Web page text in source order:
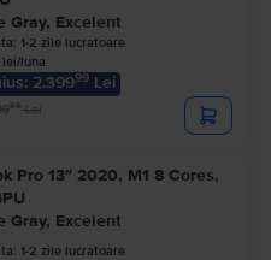
Gray, Excelent
1-2 zile lucratoare
luna
2.39999 Lei
99Lei
Pro 13″ 2020, M1 8 Cores,
Gray, Excelent
1-2 zile lucratoare